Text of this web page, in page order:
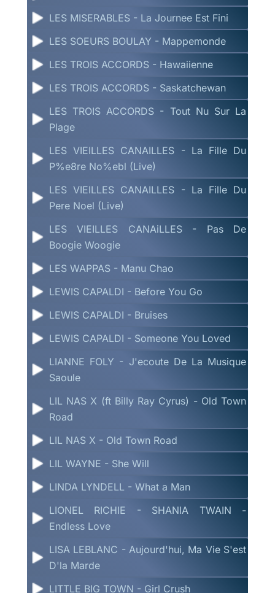
LES MISERABLES - La Journee Est Fini
LES SOEURS BOULAY - Mappemonde
LES TROIS ACCORDS - Hawaiienne
LES TROIS ACCORDS - Saskatchewan
LES TROIS ACCORDS - Tout Nu Sur La
Plage
LES VIEILLES CANAILLES - La Fille Du
P%e8re No%ebl (Live)
LES VIEILLES CANAILLES - La Fille Du
Pere Noel (Live)
LES VIEILLES CANAiLLES - Pas De
Boogie Woogie
LES WAPPAS - Manu Chao
LEWIS CAPALDI - Before You Go
LEWIS CAPALDI - Bruises
LEWIS CAPALDI - Someone You Loved
LIANNE FOLY - J'ecoute De La Musique
Saoule
LIL NAS X (ft Billy Ray Cyrus) - Old Town
Road
LIL NAS X - Old Town Road
LIL WAYNE - She Will
LINDA LYNDELL - What a Man
LIONEL RICHIE - SHANIA TWAIN -
Endless Love
LISA LEBLANC - Aujourd'hui, Ma Vie S'est
D'la Marde
LITTLE BIG TOWN - Girl Crush